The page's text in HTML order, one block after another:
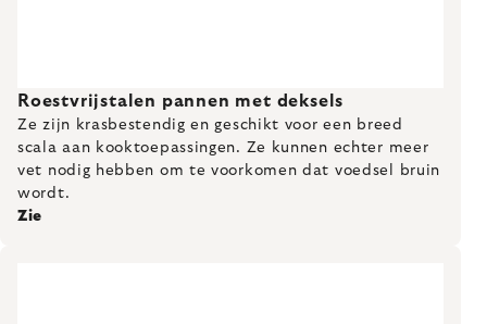
Roestvrijstalen pannen met deksels
Ze zijn krasbestendig en geschikt voor een breed
scala aan kooktoepassingen. Ze kunnen echter meer
vet nodig hebben om te voorkomen dat voedsel bruin
wordt.
Zie